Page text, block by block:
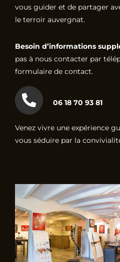
vous guider et de partager
le terroir auvergnat.
Besoin d’informations
pas à nous contacter par
formulaire de contact.
06 18 70 93 81
Venez vivre une expérience
vous séduire par la